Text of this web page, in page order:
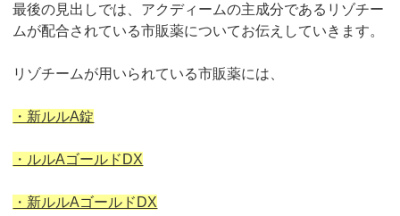
最後の見出しでは、アクディームの主成分であるリゾチー
ムが配合されている市販薬についてお伝えしていきます。
リゾチームが用いられている市販薬には、
・新ルルA錠
・ルルAゴールドDX
・新ルルAゴールドDX